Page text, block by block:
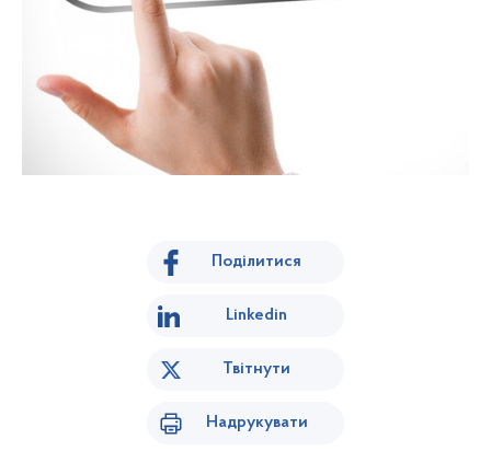
Поділитися
Linkedin
Твітнути
Надрукувати